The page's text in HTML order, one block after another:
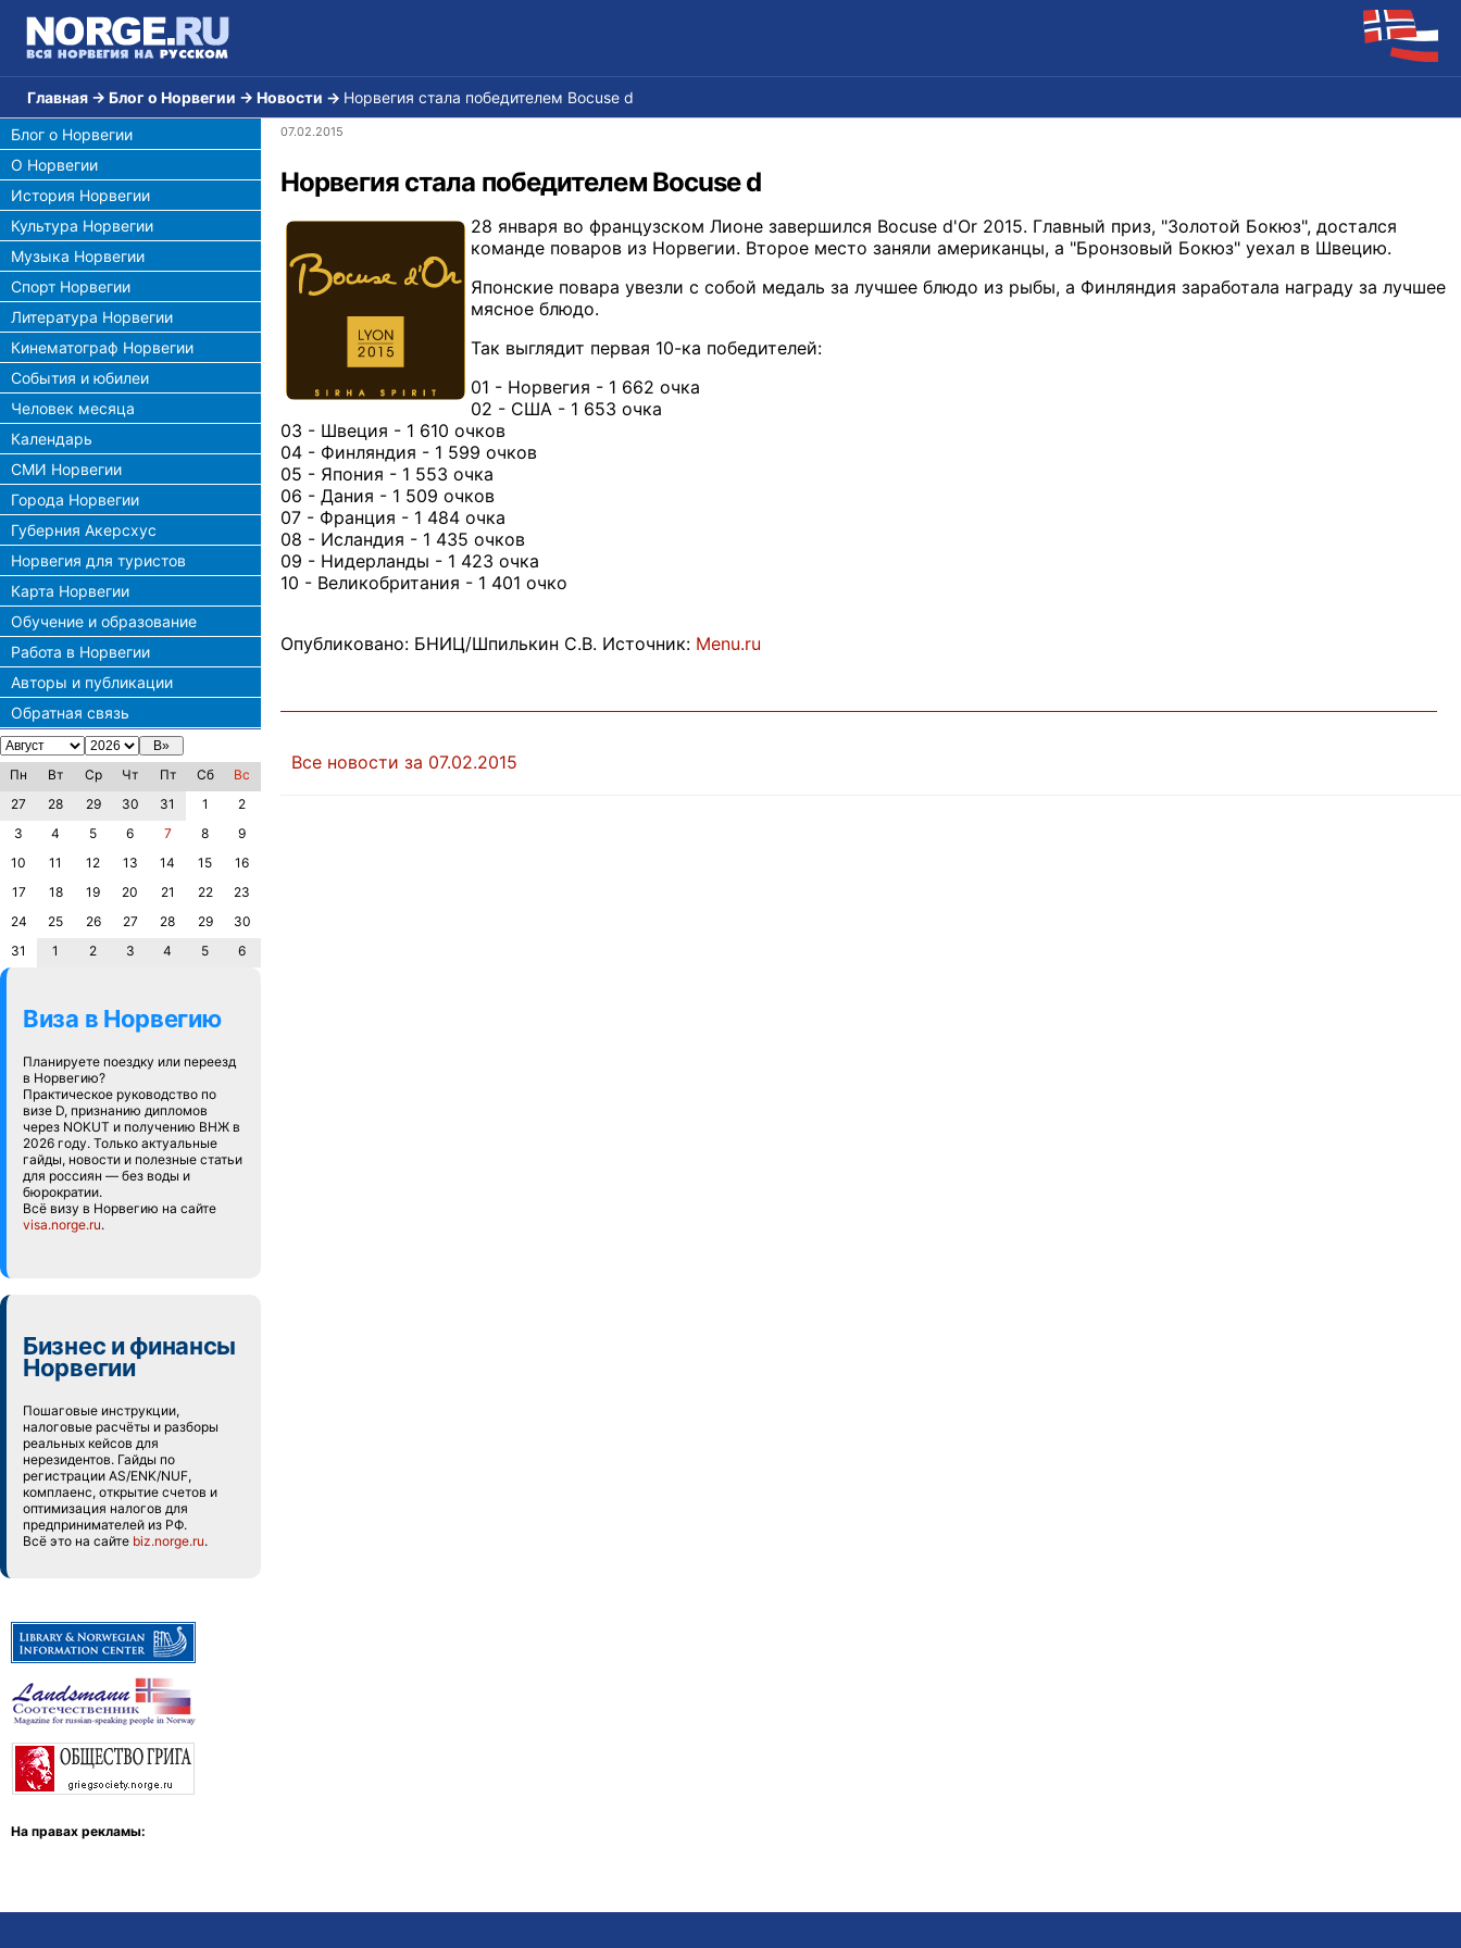
Главная → Блог о Норвегии → Новости → Норвегия стала победителем Bocuse d
Блог о Норвегии
О Норвегии
История Норвегии
Культура Норвегии
Музыка Норвегии
Спорт Норвегии
Литература Норвегии
Кинематограф Норвегии
События и юбилеи
Человек месяца
Календарь
СМИ Норвегии
Города Норвегии
Губерния Акерсхус
Норвегия для туристов
Карта Норвегии
Обучение и образование
Работа в Норвегии
Авторы и публикации
Обратная связь
Пн Вт Ср Чт Пт Сб
Вс
27
28 29 30 31 1
2
3
4 5 6 7 8
9
10
11 12 13 14 15
16
17
18 19 20 21 22
23
24
25 26 27 28 29
30
31
1 2 3 4 5 6
Виза в Норвегию
Планируете поездку или переезд
в Норвегию?
Практическое руководство по
визе D, признанию дипломов
через NOKUT и получению ВНЖ в
2026 году. Только актуальные
гайды, новости и полезные статьи
для россиян — без воды и
бюрократии.
Всё визу в Норвегию на сайте
visa.norge.ru.
Бизнес и финансы
Норвегии
Пошаговые инструкции,
налоговые расчёты и разборы
реальных кейсов для
нерезидентов. Гайды по
регистрации AS/ENK/NUF,
комплаенс, открытие счетов и
оптимизация налогов для
предпринимателей из РФ.
Всё это на сайте biz.norge.ru.
На правах рекламы:
07.02.2015
Норвегия стала победителем Bocuse d
28 января во французском Лионе завершился Bocuse d'Or 2015. Главный приз, "Золотой Бокюз", достался
команде поваров из Норвегии. Второе место заняли американцы, а "Бронзовый Бокюз" уехал в Швецию.
Японские повара увезли с собой медаль за лучшее блюдо из рыбы, а Финляндия заработала награду за лучшее
мясное блюдо.
Так выглядит первая 10-ка победителей:
01 - Норвегия - 1 662 очка
02 - США - 1 653 очка
03 - Швеция - 1 610 очков
04 - Финляндия - 1 599 очков
05 - Япония - 1 553 очка
06 - Дания - 1 509 очков
07 - Франция - 1 484 очка
08 - Исландия - 1 435 очков
09 - Нидерланды - 1 423 очка
10 - Великобритания - 1 401 очко
Опубликовано: БНИЦ/Шпилькин С.В. Источник: Menu.ru
Все новости за 07.02.2015